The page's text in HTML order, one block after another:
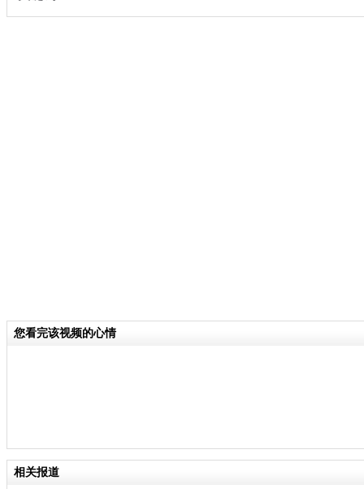
您看完该视频的心情
相关报道